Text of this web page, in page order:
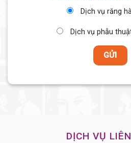
Dịch vụ răng
Dịch vụ phẫu
DỊCH VỤ